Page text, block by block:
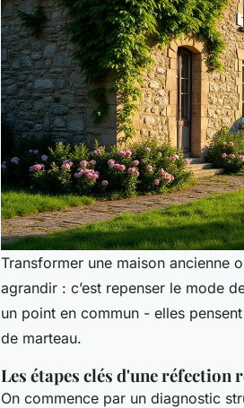
Transformer une maison ancienne
agrandir : c’est repenser le mode
un point en commun - elles
de marteau.
Les étapes clés d'une réfection
On commence par un diagnostic